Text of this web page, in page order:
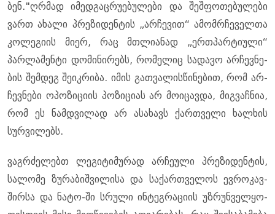
ბენ."ღრმად იმედ­გაც­რუ­ე­ბუ­ლე­ბი და შეშ­ფო­თე­ბუ­ლე­ბი
ვართ ახა­ლი პრე­ზი­დენ­ტის „არ­ჩე­ვით“ ამომ­რჩე­ველ­თა
კო­ლე­გი­ის მიერ, რაც მთლი­ა­ნად „ერ­თპარ­ტი­უ­ლი“
პარ­ლა­მენ­ტი დო­მი­ნი­რებს, რო­მე­ლიც სა­და­ვო არ­ჩევ­ნე­
ბის შემ­დეგ შე­იკ­რი­ბა. იმის გათ­ვა­ლის­წი­ნე­ბით, რომ არ­
ჩევ­ნე­ბი ოპო­ზი­ცი­ის პო­ზი­ცი­ას არ მო­ი­ცავ­და, მიგ­ვაჩ­ნია,
რომ ეს ნამ­დვი­ლად არ ასა­ხავს ქარ­თვე­ლი ხალ­ხის
სურ­ვი­ლებს.
ვაგ­რძე­ლებთ ლე­გი­ტი­მუ­რად არ­ჩე­უ­ლი პრე­ზი­დენ­ტის,
სა­ლო­მე ზუ­რა­ბიშ­ვი­ლი­სა და სა­ქარ­თვე­ლოს ევ­რო­კავ­
შირ­სა და ნატო-ში სრუ­ლი ინ­ტეგ­რა­ცი­ის უზ­რუნ­ველ­ყო­